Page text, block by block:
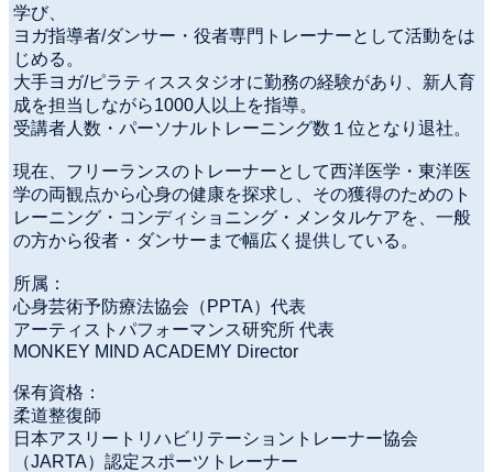
学び、
ヨガ指導者/ダンサー・役者専門トレーナーとして活動をは
じめる。
大手ヨガ/ピラティススタジオに勤務の経験があり、新人育
成を担当しながら1000人以上を指導。
受講者人数・パーソナルトレーニング数１位となり退社。
現在、フリーランスのトレーナーとして西洋医学・東洋医
学の両観点から心身の健康を探求し、その獲得のためのト
レーニング・コンディショニング・メンタルケアを、一般
の方から役者・ダンサーまで幅広く提供している。
所属：
心身芸術予防療法協会（PPTA）代表
アーティストパフォーマンス研究所 代表
MONKEY MIND ACADEMY Director
保有資格：
柔道整復師
日本アスリートリハビリテーショントレーナー協会
（JARTA）認定スポーツトレーナー